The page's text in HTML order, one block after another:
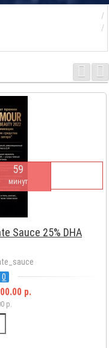
59
минут
Sauce 25% DHA
0
р.
р.